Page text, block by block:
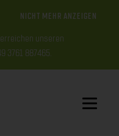
unseren
887465.
NICHT MEHR ANZEIGEN